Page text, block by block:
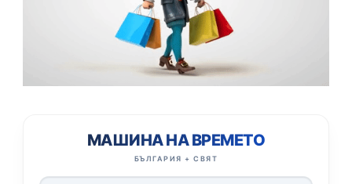
МАШИНА НА ВРЕМЕТО
БЪЛГАРИЯ + СВЯТ